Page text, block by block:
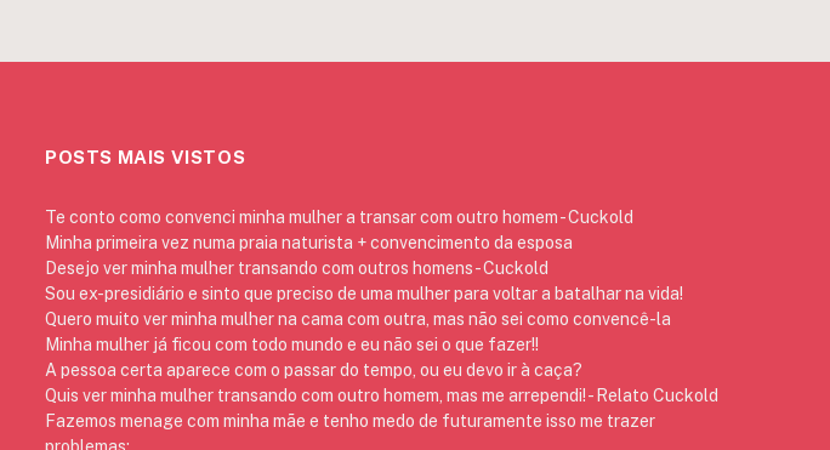
POSTS MAIS VISTOS
Te conto como convenci minha mulher a transar com outro homem - Cuckold
Minha primeira vez numa praia naturista + convencimento da esposa
Desejo ver minha mulher transando com outros homens - Cuckold
Sou ex-presidiário e sinto que preciso de uma mulher para voltar a batalhar na vida!
Quero muito ver minha mulher na cama com outra, mas não sei como convencê-la
Minha mulher já ficou com todo mundo e eu não sei o que fazer!!
A pessoa certa aparece com o passar do tempo, ou eu devo ir à caça?
Quis ver minha mulher transando com outro homem, mas me arrependi! - Relato Cuckold
Fazemos menage com minha mãe e tenho medo de futuramente isso me trazer
problemas: